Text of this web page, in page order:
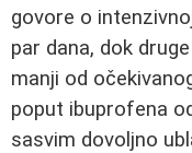
govore o
par dana, dok
manji od
poput ibuprofena
sasvim dovoljno